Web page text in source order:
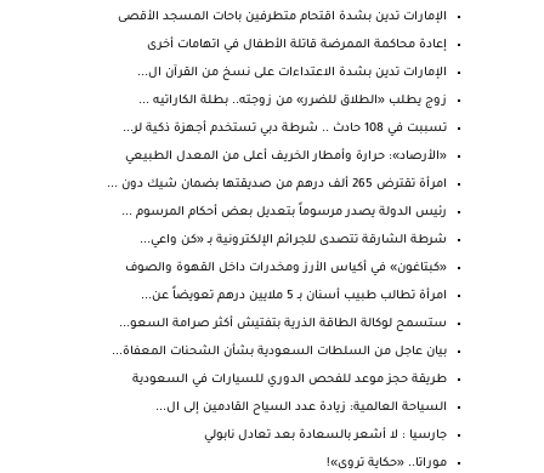
الإمارات تدين بشدة اقتحام متطرفين باحات المسجد الأقصى
إعادة محاكمة الممرضة قاتلة الأطفال في اتهامات أخرى
الإمارات تدين بشدة الاعتداءات على نسخ من القرآن ال...
زوج يطلب «الطلاق للضرر» من زوجته.. بطلة الكاراتيه ...
تسببت في 108 حادث .. شرطة دبي تستخدم أجهزة ذكية لر...
«الأرصاد»: حرارة وأمطار الخريف أعلى من المعدل الطبيعي
امرأة تقترض 265 ألف درهم من صديقتها بضمان شيك دون ...
رئيس الدولة يصدر مرسوماً بتعديل بعض أحكام المرسوم ...
شرطة الشارقة تتصدى للجرائم الإلكترونية بـ «كن واعي...
«كبتاغون» في أكياس الأرز ومخدرات داخل القهوة والصوف
امرأة تطالب طبيب أسنان بـ 5 ملايين درهم تعويضاً عن...
ستسمح لوكالة الطاقة الذرية بتفتيش أكثر صرامة السعو...
بيان عاجل من السلطات السعودية بشأن الشحنات المعفاة...
طريقة حجز موعد للفحص الدوري للسيارات في السعودية
السياحة العالمية: زيادة عدد السياح القادمين إلى ال...
جارسيا : لا أشعر بالسعادة بعد تعادل نابولي
موراتا.. «حكاية تروى»!